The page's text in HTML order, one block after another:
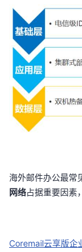
播
活
动
的
关
注
我
的
开
发
学
我
我
的
Programs
我
的
持
海外邮件办公最常
网络占据重要因素
Coremail云享版企